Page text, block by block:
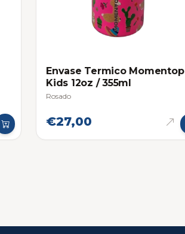
Envase Termico Momentop
Kids 12oz / 355ml
Rosado
€27,00